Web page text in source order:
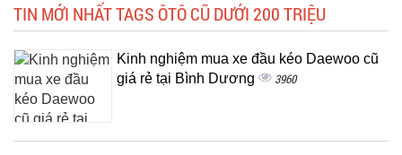
TIN MỚI NHẤT TAGS ÔTÔ CŨ DƯỚI 200 TRIỆU
Kinh nghiệm mua xe đầu kéo Daewoo cũ
giá rẻ tại Bình Dương
3960